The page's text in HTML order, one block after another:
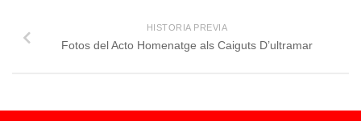
HISTORIA PREVIA
Fotos del Acto Homenatge als Caiguts D’ultramar